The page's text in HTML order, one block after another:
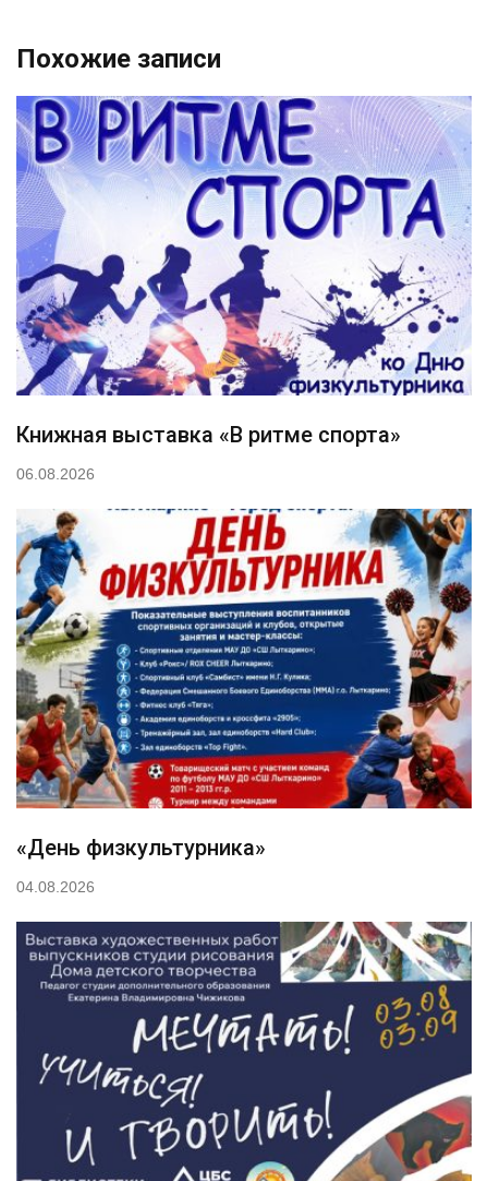
Похожие записи
Книжная выставка «В ритме спорта»
06.08.2026
«День физкультурника»
04.08.2026